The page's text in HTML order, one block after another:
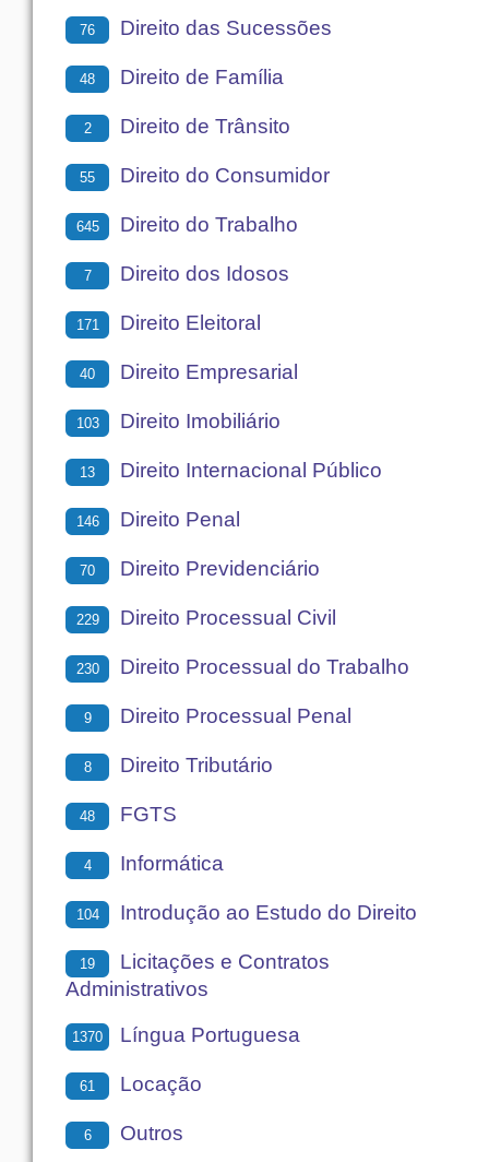
76 Direito das Sucessões
48 Direito de Família
2 Direito de Trânsito
55 Direito do Consumidor
645 Direito do Trabalho
7 Direito dos Idosos
171 Direito Eleitoral
40 Direito Empresarial
103 Direito Imobiliário
13 Direito Internacional Público
146 Direito Penal
70 Direito Previdenciário
229 Direito Processual Civil
230 Direito Processual do Trabalho
9 Direito Processual Penal
8 Direito Tributário
48 FGTS
4 Informática
104 Introdução ao Estudo do Direito
19
Licitações e Contratos
Administrativos
1370 Língua Portuguesa
61 Locação
6 Outros